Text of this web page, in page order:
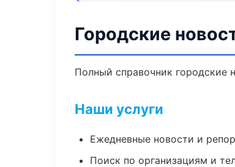
Городские
Полный справочник городские
Наши услуги
Ежедневные новости и
Поиск по организациям и